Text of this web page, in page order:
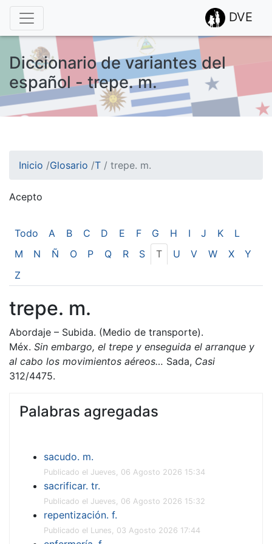
DVE
Diccionario de variantes del
español - trepe. m.
Inicio /Glosario /T / trepe. m.
Acepto
Todo A B C D E F G H I J K
L
M
N Ñ O P Q R S T U V W X
Y
Z
trepe. m.
Abordaje – Subida. (Medio de transporte).
Méx. Sin embargo, el trepe y enseguida el arranque y
al cabo los movimientos aéreos… Sada, Casi
312/4475.
Palabras agregadas
sacudo. m.
Publicado el Jueves, 06 Agosto 2026 15:34
sacrificar. tr.
Publicado el Jueves, 06 Agosto 2026 15:32
repentización. f.
Publicado el Lunes, 03 Agosto 2026 17:44